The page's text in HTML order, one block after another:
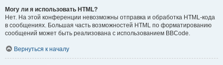
Могу ли я использовать HTML?
Нет. На этой конференции невозможны отправка и обработка HTML-кода
в сообщениях. Большая часть возможностей HTML по форматированию
сообщений может быть реализована с использованием BBCode.
Вернуться к началу